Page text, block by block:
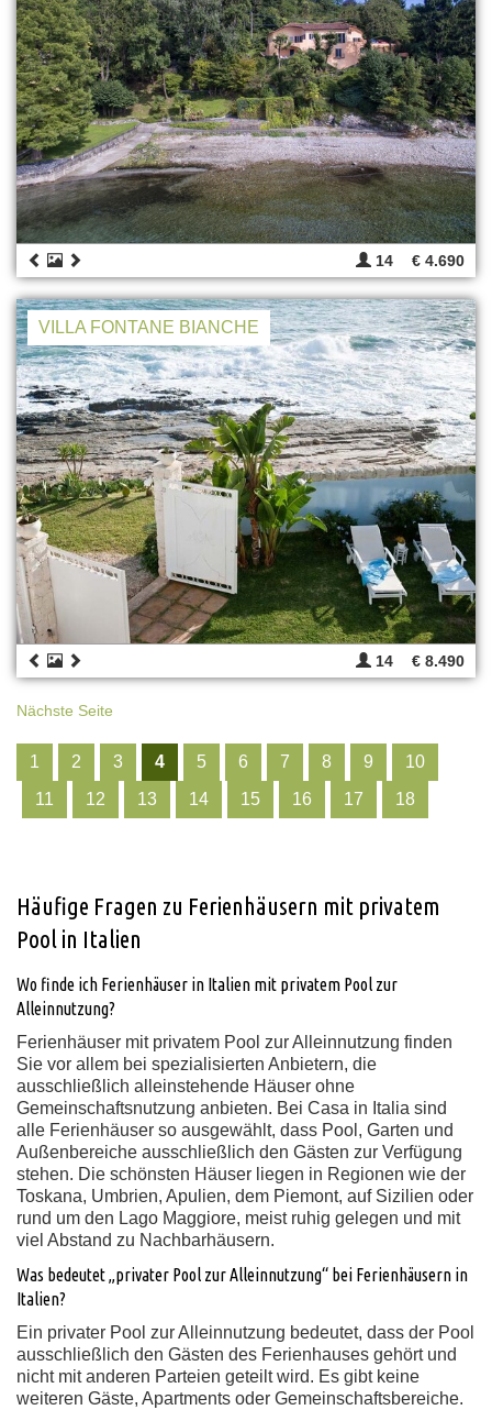
14 € 4.690
VILLA FONTANE BIANCHE
14 € 8.490
Nächste Seite
1 2 3 4 5 6 7 8 9
10
11
12 13 14 15 16 17 18
Häufige Fragen zu Ferienhäusern mit privatem
Pool in Italien
Wo finde ich Ferienhäuser in Italien mit privatem Pool zur
Alleinnutzung?
Ferienhäuser mit privatem Pool zur Alleinnutzung finden
Sie vor allem bei spezialisierten Anbietern, die
ausschließlich alleinstehende Häuser ohne
Gemeinschaftsnutzung anbieten. Bei Casa in Italia sind
alle Ferienhäuser so ausgewählt, dass Pool, Garten und
Außenbereiche ausschließlich den Gästen zur Verfügung
stehen. Die schönsten Häuser liegen in Regionen wie der
Toskana, Umbrien, Apulien, dem Piemont, auf Sizilien oder
rund um den Lago Maggiore, meist ruhig gelegen und mit
viel Abstand zu Nachbarhäusern.
Was bedeutet „privater Pool zur Alleinnutzung“ bei Ferienhäusern in
Italien?
Ein privater Pool zur Alleinnutzung bedeutet, dass der Pool
ausschließlich den Gästen des Ferienhauses gehört und
nicht mit anderen Parteien geteilt wird. Es gibt keine
weiteren Gäste, Apartments oder Gemeinschaftsbereiche.